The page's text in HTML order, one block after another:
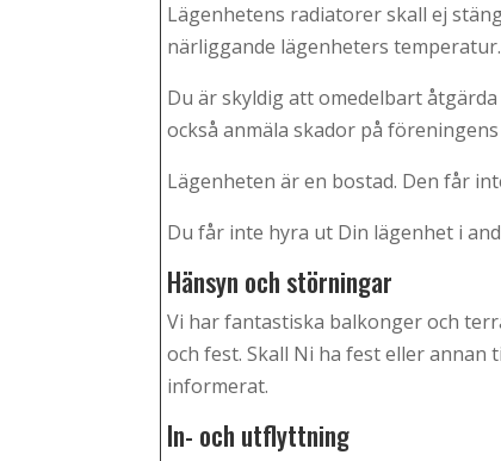
Lägenhetens radiatorer skall ej
närliggande lägenheters
Du är skyldig att omedelbart
också anmäla skador på
Lägenheten är en bostad. Den får
Du får inte hyra ut Din lägenhet i
Hänsyn och störningar
Vi har fantastiska balkonger och
och fest. Skall Ni ha fest eller
informerat.
In- och utflyttning